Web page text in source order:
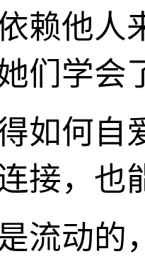
赖他人
们学
如何自
接，也
流动的